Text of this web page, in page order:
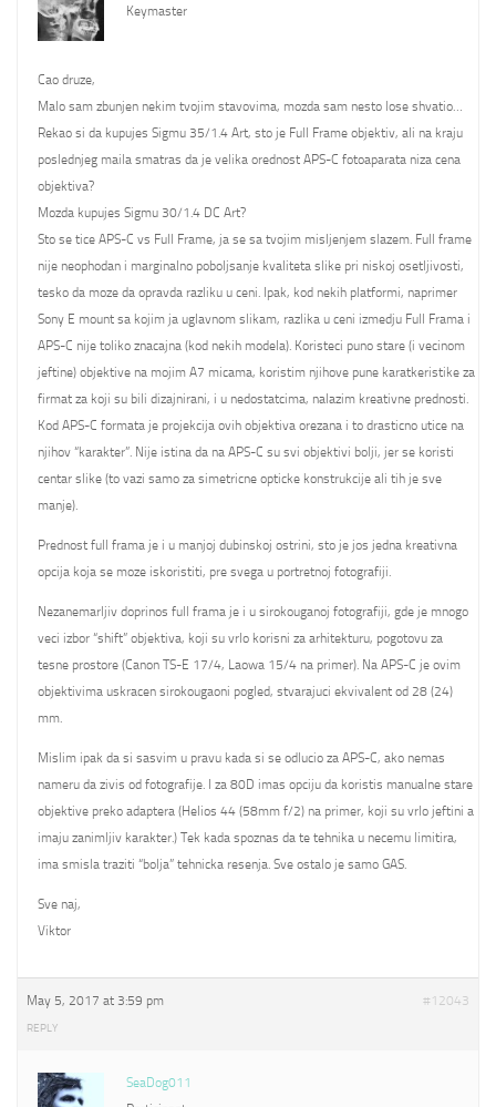
Keymaster
Cao druze,
Malo sam zbunjen nekim tvojim stavovima, mozda sam nesto lose shvatio…
Rekao si da kupujes Sigmu 35/1.4 Art, sto je Full Frame objektiv, ali na kraju
poslednjeg maila smatras da je velika orednost APS-C fotoaparata niza cena
objektiva?
Mozda kupujes Sigmu 30/1.4 DC Art?
Sto se tice APS-C vs Full Frame, ja se sa tvojim misljenjem slazem. Full frame
nije neophodan i marginalno poboljsanje kvaliteta slike pri niskoj osetljivosti,
tesko da moze da opravda razliku u ceni. Ipak, kod nekih platformi, naprimer
Sony E mount sa kojim ja uglavnom slikam, razlika u ceni izmedju Full Frama i
APS-C nije toliko znacajna (kod nekih modela). Koristeci puno stare (i vecinom
jeftine) objektive na mojim A7 micama, koristim njihove pune karatkeristike za
firmat za koji su bili dizajnirani, i u nedostatcima, nalazim kreativne prednosti.
Kod APS-C formata je projekcija ovih objektiva orezana i to drasticno utice na
njihov “karakter”. Nije istina da na APS-C su svi objektivi bolji, jer se koristi
centar slike (to vazi samo za simetricne opticke konstrukcije ali tih je sve
manje).
Prednost full frama je i u manjoj dubinskoj ostrini, sto je jos jedna kreativna
opcija koja se moze iskoristiti, pre svega u portretnoj fotografiji.
Nezanemarljiv doprinos full frama je i u sirokouganoj fotografiji, gde je mnogo
veci izbor “shift” objektiva, koji su vrlo korisni za arhitekturu, pogotovu za
tesne prostore (Canon TS-E 17/4, Laowa 15/4 na primer). Na APS-C je ovim
objektivima uskracen sirokougaoni pogled, stvarajuci ekvivalent od 28 (24)
mm.
Mislim ipak da si sasvim u pravu kada si se odlucio za APS-C, ako nemas
nameru da zivis od fotografije. I za 80D imas opciju da koristis manualne stare
objektive preko adaptera (Helios 44 (58mm f/2) na primer, koji su vrlo jeftini a
imaju zanimljiv karakter.) Tek kada spoznas da te tehnika u necemu limitira,
ima smisla traziti “bolja” tehnicka resenja. Sve ostalo je samo GAS.
Sve naj,
Viktor
May 5, 2017 at 3:59 pm #12043
REPLY
SeaDog011